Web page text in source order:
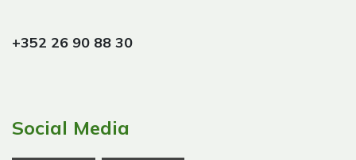
+352 26 90 88 30
Social Media